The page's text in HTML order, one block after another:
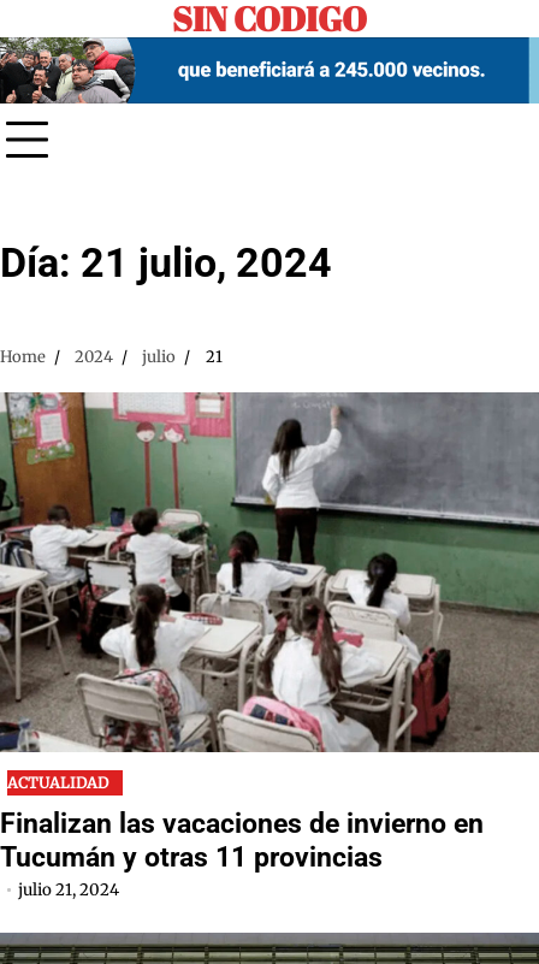
to
content
SIN CODIGO
Día: 21 julio, 2024
Home 2024 julio 21
ACTUALIDAD
Finalizan las vacaciones de invierno en
Tucumán y otras 11 provincias
julio 21, 2024